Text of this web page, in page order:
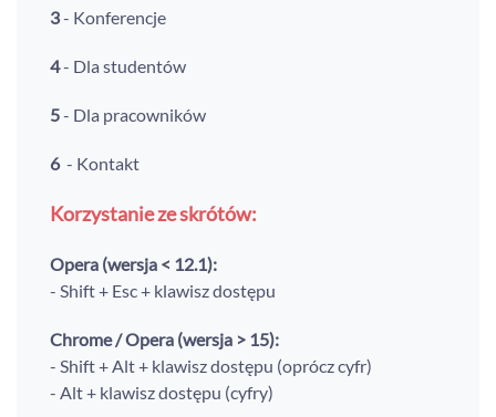
3- Konferencje
4- Dla studentów
5- Dla pracowników
6- Kontakt
Korzystanie ze skrótów:
Opera (wersja < 12.1):
- Shift + Esc + klawisz dostępu
Chrome / Opera (wersja > 15):
- Shift + Alt + klawisz dostępu (oprócz cyfr)
- Alt + klawisz dostępu (cyfry)